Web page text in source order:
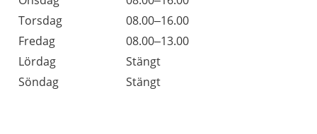
Torsdag
08.00–16.00
Fredag
08.00–13.00
Lördag
Stängt
Söndag
Stängt